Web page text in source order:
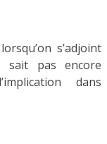
s’adjoint
sait pas encore
dans